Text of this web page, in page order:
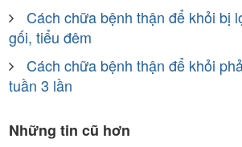
Cách chữa bệnh thận để khỏi bị
gối, tiểu đêm
Cách chữa bệnh thận để khỏi
tuần 3 lần
Những tin cũ hơn